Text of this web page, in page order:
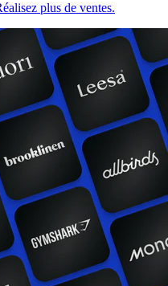
plus de ventes.